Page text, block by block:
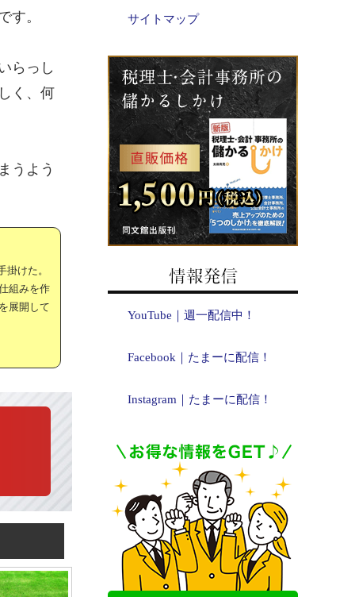
す。
らっし
く、何
うよう
けた。
組みを作
展開して
サイトマップ
YouTube｜週一配信中！
Facebook｜たまーに配信！
Instagram｜たまーに配信！